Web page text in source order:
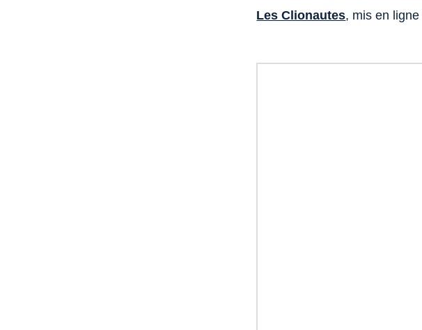
Les Clionautes, mis en